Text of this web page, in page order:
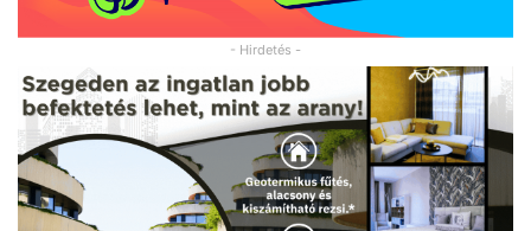
- Hirdetés -